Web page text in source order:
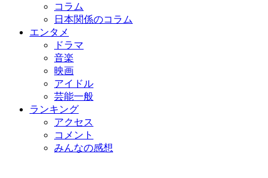
コラム
日本関係のコラム
エンタメ
ドラマ
音楽
映画
アイドル
芸能一般
ランキング
アクセス
コメント
みんなの感想